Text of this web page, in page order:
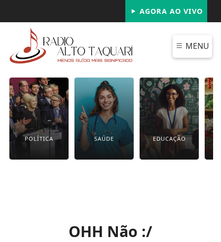
AGORA AO VIVO
MENU
POLÍTICA SAÚDE EDUCAÇÃO
OHH Não :/